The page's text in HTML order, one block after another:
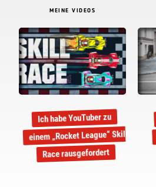
MEINE VIDEOS
Ich habe YouTuber zu
einem „Rocket League“ Skill
Race rausgefordert